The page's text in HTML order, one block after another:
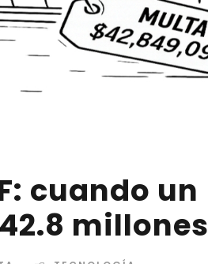
cuando un
millones